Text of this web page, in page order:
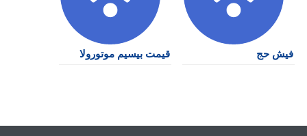
فیش حج قیمت بیسیم موتورولا